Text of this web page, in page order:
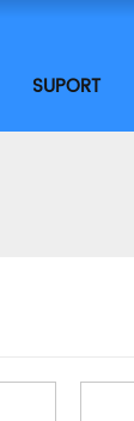
SUPORT